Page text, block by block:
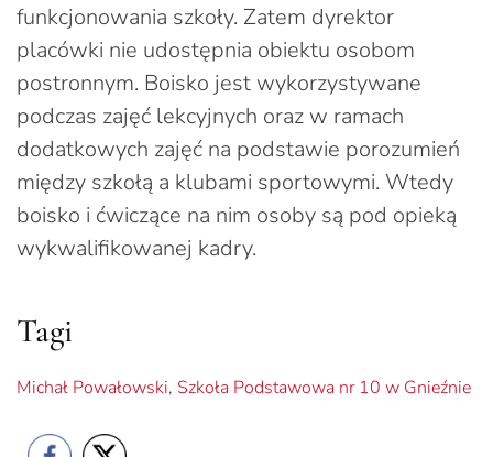
funkcjonowania szkoły. Zatem dyrektor
placówki nie udostępnia obiektu osobom
postronnym. Boisko jest wykorzystywane
podczas zajęć lekcyjnych oraz w ramach
dodatkowych zajęć na podstawie porozumień
między szkołą a klubami sportowymi. Wtedy
boisko i ćwiczące na nim osoby są pod opieką
wykwalifikowanej kadry.
Tagi
Michał Powałowski, Szkoła Podstawowa nr 10 w Gnieźnie